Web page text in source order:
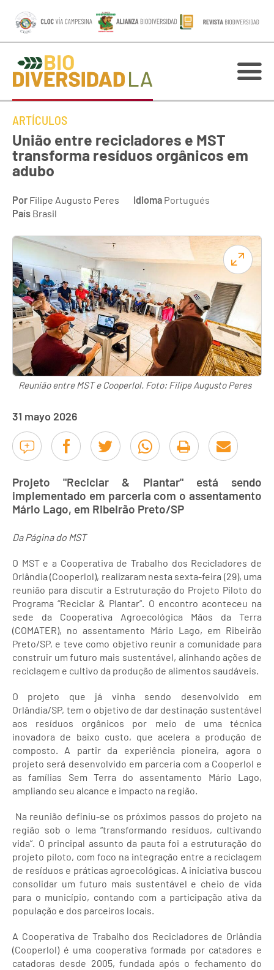
ARTÍCULOS
União entre recicladores e MST
transforma resíduos orgânicos em
adubo
Por Filipe Augusto Peres Idioma Portugués
País Brasil
Reunião entre MST e Cooperlol. Foto: Filipe Augusto Peres
31 mayo 2026
Projeto "Reciclar & Plantar" está sendo
implementado em parceria com o assentamento
Mário Lago, em Ribeirão Preto/SP
Da Página do MST
O MST e a Cooperativa de Trabalho dos Recicladores de
Orlândia (Cooperlol), realizaram nesta sexta-feira (29), uma
reunião para discutir a Estruturação do Projeto Piloto do
Programa “Reciclar & Plantar”. O encontro aconteceu na
sede da Cooperativa Agroecológica Mãos da Terra
(COMATER), no assentamento Mário Lago, em Ribeirão
Preto/SP, e teve como objetivo reunir a comunidade para
construir um futuro mais sustentável, alinhando ações de
reciclagem e cultivo da produção de alimentos saudáveis.
O projeto que já vinha sendo desenvolvido em
Orlândia/SP, tem o objetivo de dar destinação sustentável
aos resíduos orgânicos por meio de uma técnica
inovadora de baixo custo, que acelera a produção de
composto. A partir da experiência pioneira, agora o
projeto será desenvolvido em parceria com a Cooperlol e
as famílias Sem Terra do assentamento Mário Lago,
ampliando seu alcance e impacto na região.
Na reunião definiu-se os próximos passos do projeto na
região sob o lema “transformando resíduos, cultivando
vida”. O principal assunto da pauta foi a estruturação do
projeto piloto, com foco na integração entre a reciclagem
de resíduos e práticas agroecológicas. A iniciativa buscou
consolidar um futuro mais sustentável e cheio de vida
para o município, contando com a participação ativa da
população e dos parceiros locais.
A Cooperativa de Trabalho dos Recicladores de Orlândia
(Cooperlol) é uma cooperativa formada por catadores e
catadoras desde 2005, fundada após o fechamento do